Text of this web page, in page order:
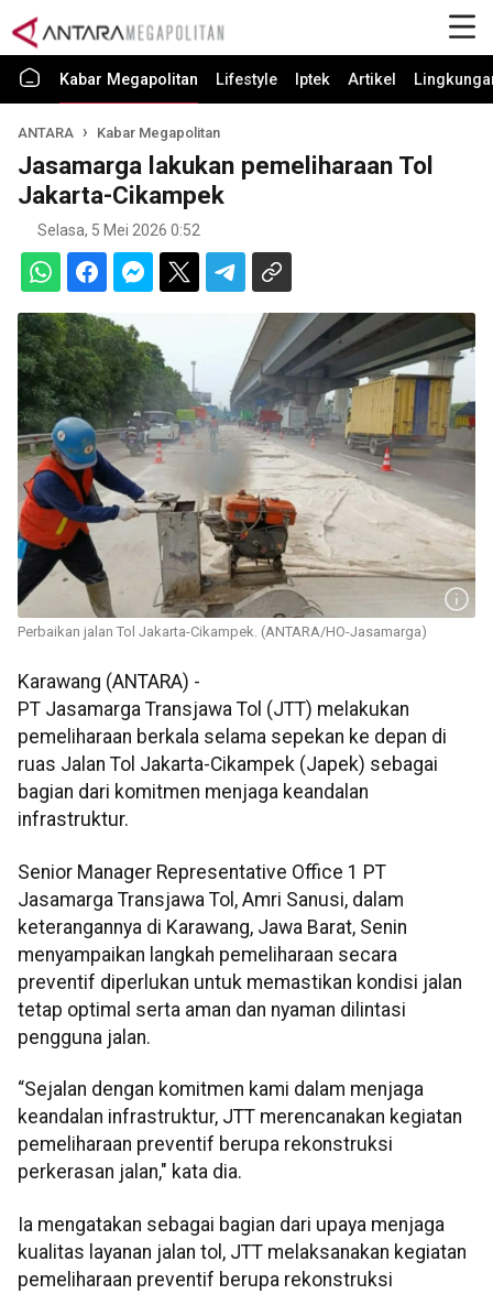
Kabar Megapolitan Lifestyle Iptek Artikel
ANTARA Kabar Megapolitan
Jasamarga lakukan pemeliharaan Tol
Jakarta-Cikampek
Selasa, 5 Mei 2026 0:52
Perbaikan jalan Tol Jakarta-Cikampek. (ANTARA/HO-Jasamarga)
Karawang (ANTARA) -
PT Jasamarga Transjawa Tol (JTT) melakukan
pemeliharaan berkala selama sepekan ke depan di
ruas Jalan Tol Jakarta-Cikampek (Japek) sebagai
bagian dari komitmen menjaga keandalan
infrastruktur.
Senior Manager Representative Office 1 PT
Jasamarga Transjawa Tol, Amri Sanusi, dalam
keterangannya di Karawang, Jawa Barat, Senin
menyampaikan langkah pemeliharaan secara
preventif diperlukan untuk memastikan kondisi jalan
tetap optimal serta aman dan nyaman dilintasi
pengguna jalan.
“Sejalan dengan komitmen kami dalam menjaga
keandalan infrastruktur, JTT merencanakan kegiatan
pemeliharaan preventif berupa rekonstruksi
perkerasan jalan," kata dia.
Ia mengatakan sebagai bagian dari upaya menjaga
kualitas layanan jalan tol, JTT melaksanakan kegiatan
pemeliharaan preventif berupa rekonstruksi